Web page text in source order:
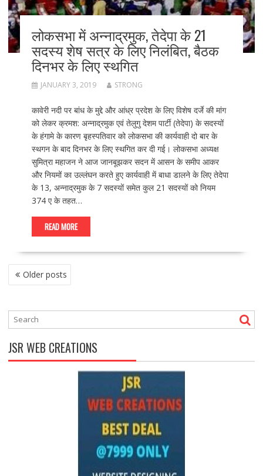
लोकसभा में अन्नाद्रमुक, तेदेपा के 21
सदस्य शेष सत्र के लिए निलंबित, बैठक
दिनभर के लिए स्थगित
JANUARY 3, 2019 STRONG
कावेरी नदी पर बांध के मुद्दे और आंध्र प्रदेश के लिए विशेष दर्जे की मांग
को लेकर क्रमश: अन्नाद्रमुक एवं तेलुगु देशम पार्टी (तेदेपा) के सदस्यों
के हंगामे के कारण बृहस्पतिवार को लोकसभा की कार्यवाही दो बार के
स्थगन के बाद दिनभर के लिए स्थगित कर दी गई। लोकसभा अध्यक्ष
सुमित्रा महाजन ने आज जानबूझकर सदन में आसन के समीप आकर
और नियमों का उल्लंघन करते हुए कार्यवाही में बाधा डालने के लिए तेदेपा
के 13, अन्नाद्रमुक के 7 सदस्यों समेत कुल 21 सदस्यों को नियम
374 ए के तहत…
READ MORE
P
O
T
A
V
Older posts
JSR WEB CREATIONS